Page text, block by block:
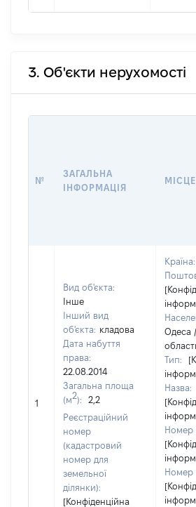
3. Об'єкти нерухомості
№
ЗАГАЛЬНА
ІНФОРМАЦІЯ
1
Вид об'єкта:
Інше
Інший вид
об'єкта: кладова
Дата набуття
права:
22.08.2014
Загальна площа
(м2):
2,2
Реєстраційний
номер
(кадастровий
номер для
земельної
ділянки):
[Конфіденційна
Країна:
Одеса
Тип:
Назва:
Номер
Номер